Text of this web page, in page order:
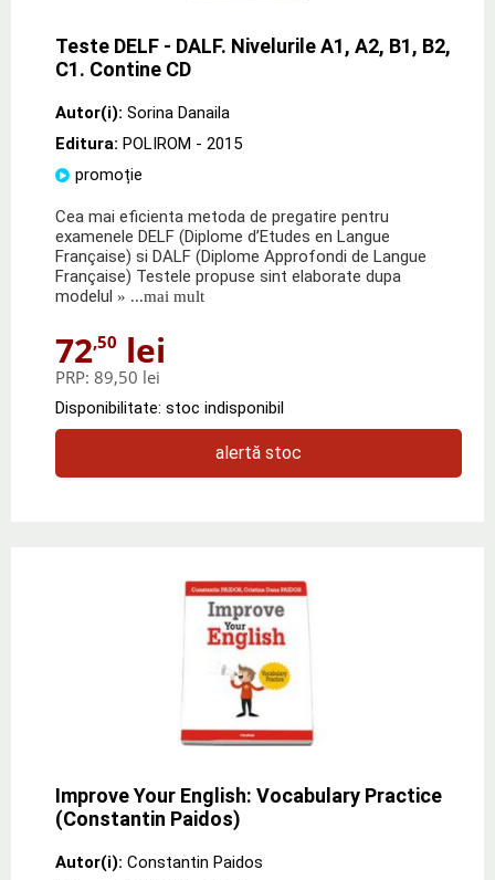
Teste DELF - DALF. Nivelurile A1, A2, B1, B2,
C1. Contine CD
Autor(i): Sorina Danaila
Editura: POLIROM - 2015
promoție
Cea mai eficienta metoda de pregatire pentru
examenele DELF (Diplome d’Etudes en Langue
Française) si DALF (Diplome Approfondi de Langue
Française) Testele propuse sint elaborate dupa
modelul » ...mai mult
72,50 lei
PRP: 89,50 lei
Disponibilitate: stoc indisponibil
alertă stoc
Improve Your English: Vocabulary Practice
(Constantin Paidos)
Autor(i): Constantin Paidos